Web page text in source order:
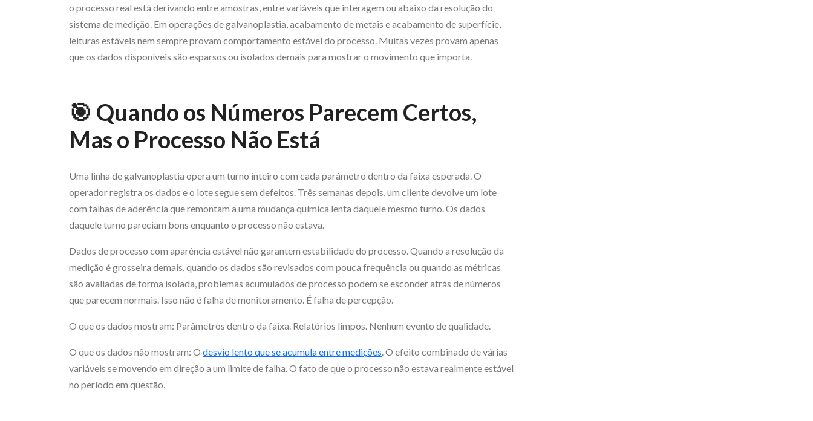
o processo real está derivando entre amostras, entre variáveis que interagem ou abaixo da resolução do
sistema de medição. Em operações de galvanoplastia, acabamento de metais e acabamento de superfície,
leituras estáveis nem sempre provam comportamento estável do processo. Muitas vezes provam apenas
que os dados disponíveis são esparsos ou isolados demais para mostrar o movimento que importa.
🎯 Quando os Números Parecem Certos,
Mas o Processo Não Está
Uma linha de galvanoplastia opera um turno inteiro com cada parâmetro dentro da faixa esperada. O
operador registra os dados e o lote segue sem defeitos. Três semanas depois, um cliente devolve um lote
com falhas de aderência que remontam a uma mudança química lenta daquele mesmo turno. Os dados
daquele turno pareciam bons enquanto o processo não estava.
Dados de processo com aparência estável não garantem estabilidade do processo. Quando a resolução da
medição é grosseira demais, quando os dados são revisados com pouca frequência ou quando as métricas
são avaliadas de forma isolada, problemas acumulados de processo podem se esconder atrás de números
que parecem normais. Isso não é falha de monitoramento. É falha de percepção.
O que os dados mostram: Parâmetros dentro da faixa. Relatórios limpos. Nenhum evento de qualidade.
O que os dados não mostram: O desvio lento que se acumula entre medições. O efeito combinado de várias
variáveis se movendo em direção a um limite de falha. O fato de que o processo não estava realmente estável
no período em questão.